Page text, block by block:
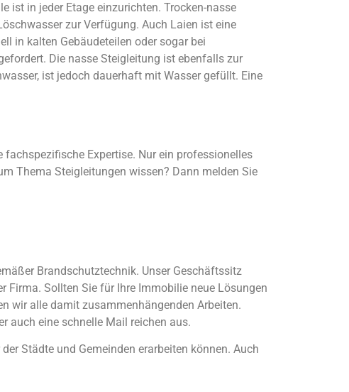
ist in jeder Etage einzurichten. Trocken-nasse
zur Verfügung. Auch Laien ist eine
in kalten Gebäudeteilen oder sogar bei
Die nasse Steigleitung ist ebenfalls zur
ist jedoch dauerhaft mit Wasser gefüllt. Eine
Expertise. Nur ein professionelles
Thema Steigleitungen wissen? Dann melden Sie
Brandschutztechnik. Unser Geschäftssitz
Firma. Sollten Sie für Ihre Immobilie neue Lösungen
wir alle damit zusammenhängenden Arbeiten.
auch eine schnelle Mail reichen aus.
Städte und Gemeinden erarbeiten können. Auch